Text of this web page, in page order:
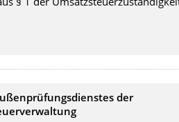
der